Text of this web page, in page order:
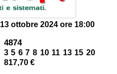
13 ottobre 2024 ore 18:00
4874
3 5 6 7 8 10 11 13 15 20
817,70 €